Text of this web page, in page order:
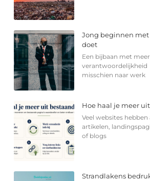
Jong beginnen
doet
Een bijbaan met meer
verantwoordelijkheid
misschien naar werk
Hoe haal je meer
Veel websites
artikelen,
of blogs
Strandlakens